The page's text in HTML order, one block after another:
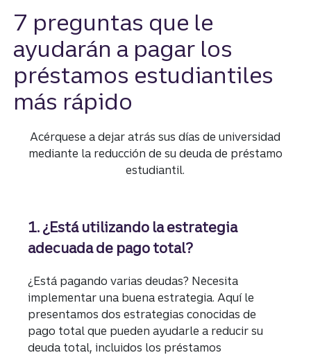
7 preguntas que le
ayudarán a pagar los
préstamos estudiantiles
más rápido
Acérquese a dejar atrás sus días de universidad
mediante la reducción de su deuda de préstamo
estudiantil.
1. ¿Está utilizando la estrategia
adecuada de pago total?
¿Está pagando varias deudas? Necesita
implementar una buena estrategia. Aquí le
presentamos dos estrategias conocidas de
pago total que pueden ayudarle a reducir su
deuda total, incluidos los préstamos